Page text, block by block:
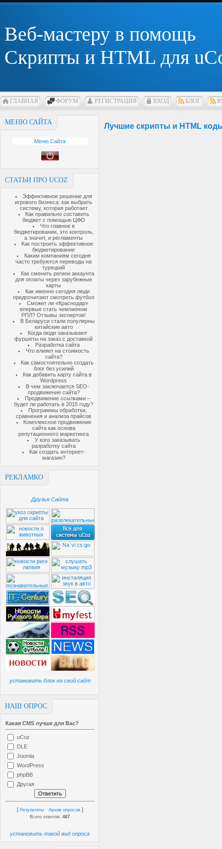
Веб-мастеру в помощь
Скрипты и HTML для
ГЛАВНАЯ ФОРУМ РЕГИСТРАЦИЯ ВХОД БЛОГ
МЕНЮ САЙТА
Меню Сайта
СТАТЬИ ПРО UCOZ
Эффективное решение для
игрового бизнеса: как выбрать
систему, которая работает
Как правильно составить
бюджет с помощью ЦФО
Что главное в
бюджетировании, это контроль,
а значит, и регламенты
Как построить эффективное
бюджетирование
Каким компаниям сегодня
часто требуются переводы на
турецкий
Как сменить регион аккаунта
для оплаты через зарубежные
карты
Как именно сегодня люди
предпочитают смотреть футбол
Сможет ли «Краснодар»
впервые стать чемпионом
РПЛ? Отзывы экспертов!
В Беларуси стали популярны
китайские авто
Когда люди заказывают
фуршеты на заказ с доставкой
Разработка сайта
Что влияет на стоимость
сайта?
Как самостоятельно создать
блог без усилий
Как добавить карту сайта в
Wordpress
В чем заключается SEO-
продвижение сайта?
Продвижение ссылками –
будет ли работать в 2015 году?
Программы обработки,
сравнения и анализа прайсов
Комплексное продвижение
сайта как основа
репутационного маркетинга
У кого заказывать
разработку сайта
Как создать интернет-
магазин?
РЕКЛАМКО
Друзья Сайта
установить блок на свой сайт
НАШ ОПРОС
Какая CMS лучше для Вас?
uCoz
DLE
Joomla
WordPress
phpBB
Другая
[ Результаты · Архив опросов ]
Всего ответов:467
установить такой вид опроса
Лучшие скрипты и HTML